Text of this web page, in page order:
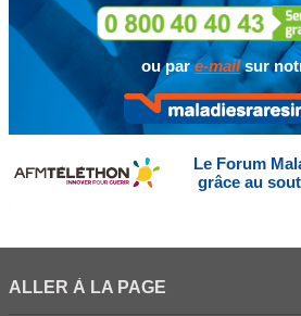
ou pare-mailsur
Le Forum
grâce au
ALLER À LA PAGE